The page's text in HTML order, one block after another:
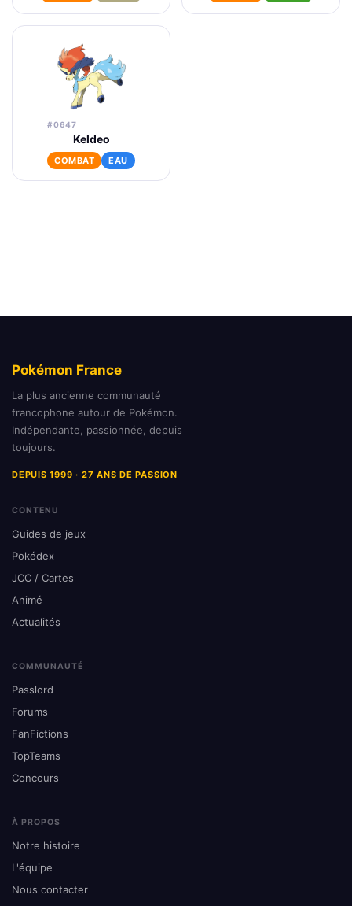
#0647
Keldeo
COMBAT EAU
Pokémon France
La plus ancienne communauté
francophone autour de Pokémon.
Indépendante, passionnée, depuis
toujours.
DEPUIS 1999 · 27 ANS DE PASSION
CONTENU
Guides de jeux
Pokédex
JCC / Cartes
Animé
Actualités
COMMUNAUTÉ
Passlord
Forums
FanFictions
TopTeams
Concours
À PROPOS
Notre histoire
L'équipe
Nous contacter